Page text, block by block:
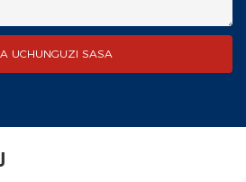
UCHUNGUZI SASA